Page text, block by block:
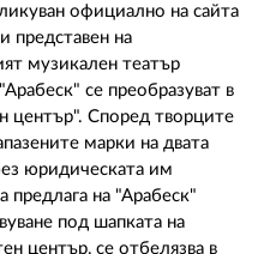
официално на сайта
представен на
музикален театър
се преобразуват в
център". Според творците
марки на двата
юридическата им
предлага на "Арабеск"
под шапката на
център, се отбелязва в